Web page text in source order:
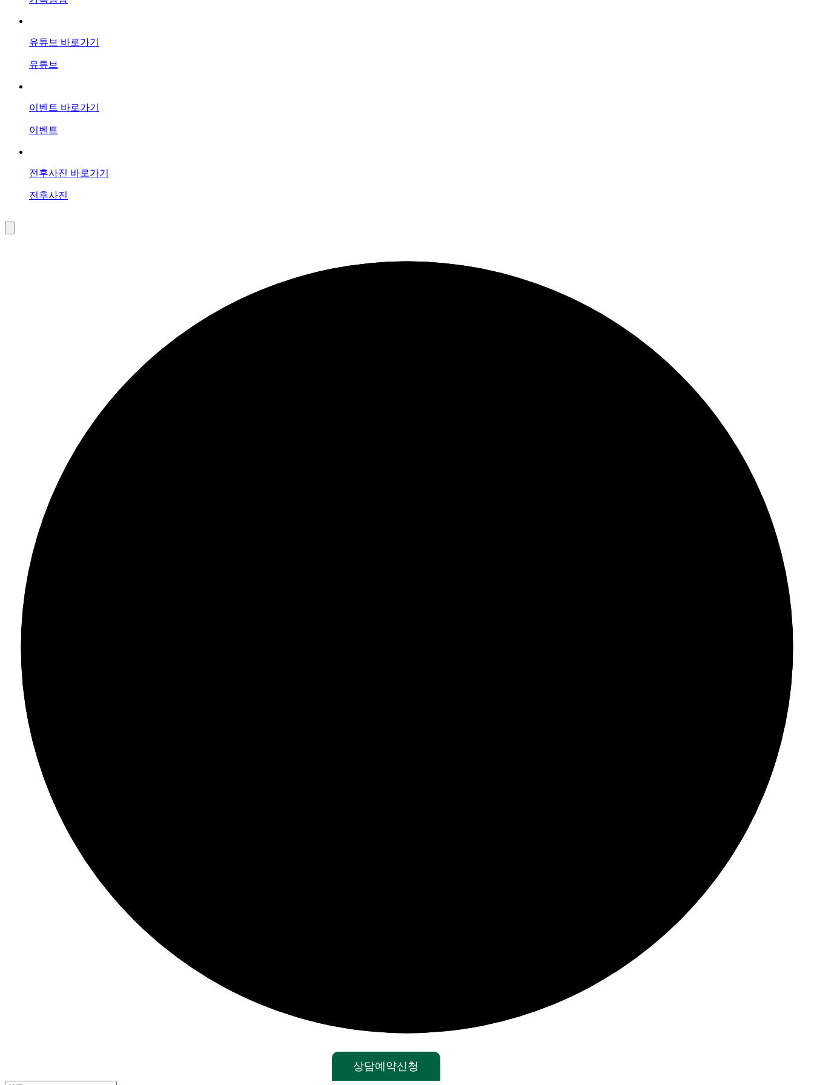
유튜브 바로가기
유튜브
이벤트 바로가기
이벤트
전후사진 바로가기
전후사진
상담예약신청